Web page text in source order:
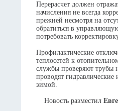
Перерасчет должен
начисления не всегда
прежней несмотря на
обратиться в
потребовать
Профилактические
теплосетей к
службы проверяют трубы
проводят
зимой.
Новость разместил